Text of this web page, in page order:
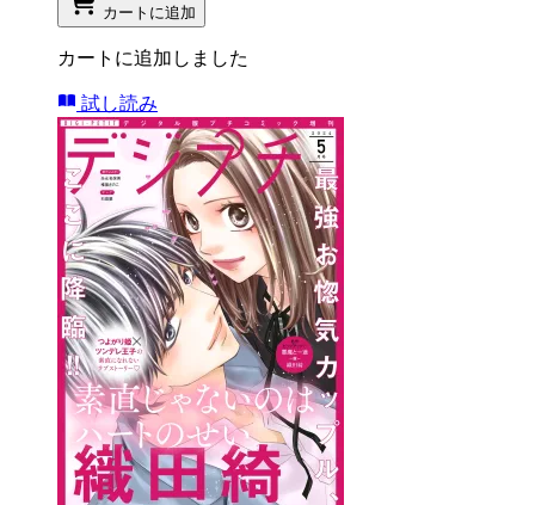
カートに追加
カートに追加しました
試し読み